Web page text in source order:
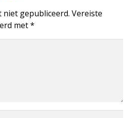
niet gepubliceerd. Vereiste
met*